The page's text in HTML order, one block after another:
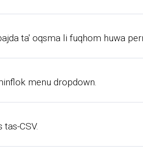
ta' oqsma li fuqhom huwa
menu dropdown.
CSV.